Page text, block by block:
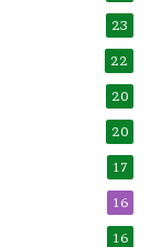
23
22
20
20
17
16
16